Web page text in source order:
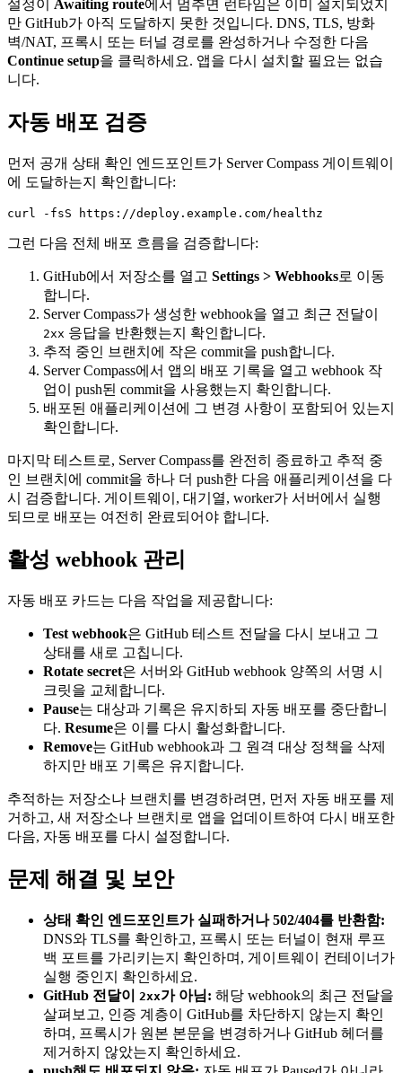
설정이 Awaiting route에서 멈추면 런타임은 이미 설치되었지
만 GitHub가 아직 도달하지 못한 것입니다. DNS, TLS, 방화
벽/NAT, 프록시 또는 터널 경로를 완성하거나 수정한 다음
Continue setup을 클릭하세요. 앱을 다시 설치할 필요는 없습
니다.
자동 배포 검증
먼저 공개 상태 확인 엔드포인트가 Server Compass 게이트웨이
에 도달하는지 확인합니다:
그런 다음 전체 배포 흐름을 검증합니다:
GitHub에서 저장소를 열고 Settings > Webhooks로 이동
합니다.
Server Compass가 생성한 webhook을 열고 최근 전달이
2xx 응답을 반환했는지 확인합니다.
추적 중인 브랜치에 작은 commit을 push합니다.
Server Compass에서 앱의 배포 기록을 열고 webhook 작
업이 push된 commit을 사용했는지 확인합니다.
배포된 애플리케이션에 그 변경 사항이 포함되어 있는지
확인합니다.
마지막 테스트로, Server Compass를 완전히 종료하고 추적 중
인 브랜치에 commit을 하나 더 push한 다음 애플리케이션을 다
시 검증합니다. 게이트웨이, 대기열, worker가 서버에서 실행
되므로 배포는 여전히 완료되어야 합니다.
활성 webhook 관리
자동 배포 카드는 다음 작업을 제공합니다:
Test webhook은 GitHub 테스트 전달을 다시 보내고 그
상태를 새로 고칩니다.
Rotate secret은 서버와 GitHub webhook 양쪽의 서명 시
크릿을 교체합니다.
Pause는 대상과 기록은 유지하되 자동 배포를 중단합니
다. Resume은 이를 다시 활성화합니다.
Remove는 GitHub webhook과 그 원격 대상 정책을 삭제
하지만 배포 기록은 유지합니다.
추적하는 저장소나 브랜치를 변경하려면, 먼저 자동 배포를 제
거하고, 새 저장소나 브랜치로 앱을 업데이트하여 다시 배포한
다음, 자동 배포를 다시 설정합니다.
문제 해결 및 보안
상태 확인 엔드포인트가 실패하거나 502/404를 반환함:
DNS와 TLS를 확인하고, 프록시 또는 터널이 현재 루프
백 포트를 가리키는지 확인하며, 게이트웨이 컨테이너가
실행 중인지 확인하세요.
GitHub 전달이
2xx가 아님: 해당 webhook의 최근 전달을
살펴보고, 인증 계층이 GitHub를 차단하지 않는지 확인
하며, 프록시가 원본 본문을 변경하거나 GitHub 헤더를
제거하지 않았는지 확인하세요.